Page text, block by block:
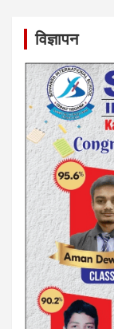
विज्ञापन